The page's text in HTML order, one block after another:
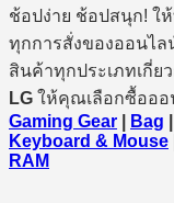
ช้อปง่าย ช้อปสนุก! ใ
ทุกการสั่งของออนไล
สินค้าทุกประเภทเกี่ย
LG ให้คุณเลือกซื้อออ
Gaming Gear
Bag
Keyboard & Mouse
RAM